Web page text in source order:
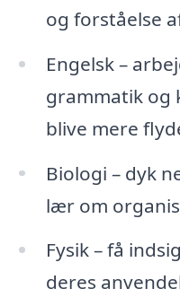
og forståelse
Engelsk –
grammatik og
blive mere
Biologi – dyk
lær om
Fysik – få
deres